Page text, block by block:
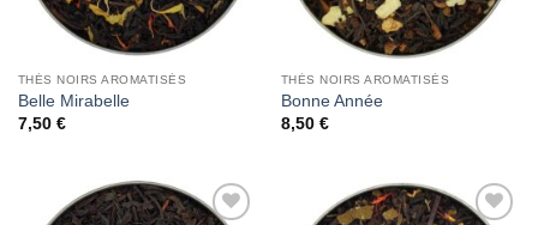
THÉS NOIRS AROMATISÉS
Belle Mirabelle
7,50 €
THÉS NOIRS AROMATISÉS
Bonne Année
8,50 €